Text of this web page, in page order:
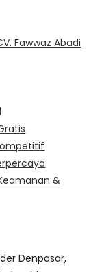
Fawwaz Abadi
&
Denpasar,